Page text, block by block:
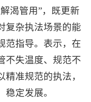
渴管用”，既更新
复杂执法场景的能
范指导。表示，在
不失温度、规范不
准规范的执法，
定发展。